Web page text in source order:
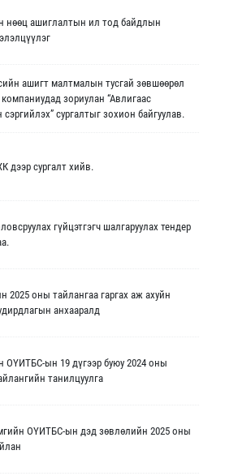
нөөц ашиглалтын ил тод байдлын
ашигт малтмалын тусгай зөвшөөрөл
зориулан “Авлигаас
сэргийлэх” сургалтыг зохион байгуулав.
дээр сургалт хийв.
гүйцэтгэгч шалгаруулах тендер
2025 оны тайлангаа гаргах аж ахуйн
анхааралд
ОҮИТБС-ын 19 дүгээр буюу 2024 оны
танилцуулга
ОҮИТБС-ын дэд зөвлөлийн 2025 оны